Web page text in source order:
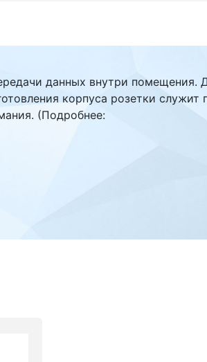
данных внутри помещения.
корпуса розетки служит
(Подробнее: